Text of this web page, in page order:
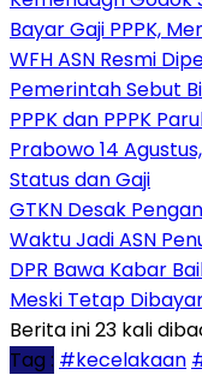
Bayar Gaji PPPK,
WFH ASN Resmi
Pemerintah Sebut
PPPK dan PPPK
Prabowo 14
Status dan Gaji
GTKN Desak
Waktu Jadi ASN
DPR Bawa Kabar
Meski Tetap
Berita ini 23 kali
Tag : #kecelakaan